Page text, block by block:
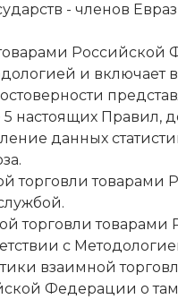
- членов
и включает
5 настоящих
данных
торговли
торговли
с
взаимной
Федерации о